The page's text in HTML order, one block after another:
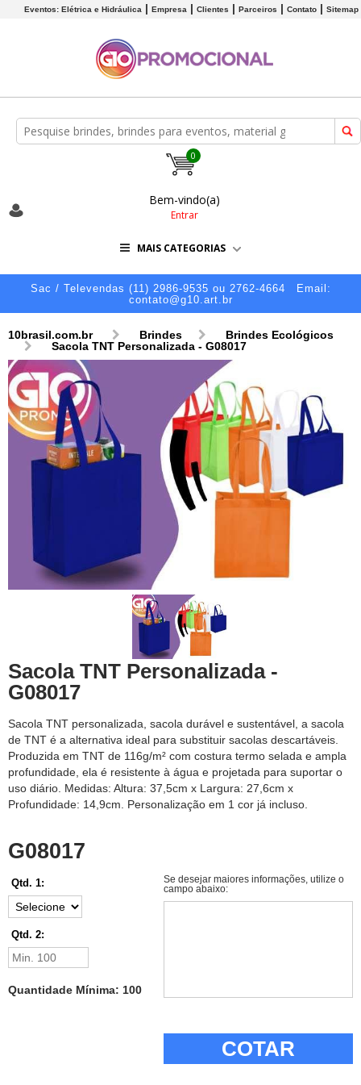
Eventos: Elétrica e Hidráulica Empresa Clientes Parceiros Contato Sitemap
0
Bem-vindo(a)
Entrar
MAIS CATEGORIAS
Sac / Televendas (11) 2986-9535 ou 2762-4664
Email:
contato@g10.art.br
10brasil.com.br Brindes
Brindes Ecológicos
Sacola TNT Personalizada - G08017
Sacola TNT Personalizada -
G08017
Sacola TNT personalizada, sacola durável e sustentável, a sacola
de TNT é a alternativa ideal para substituir sacolas descartáveis.
Produzida em TNT de 116g/m² com costura termo selada e ampla
profundidade, ela é resistente à água e projetada para suportar o
uso diário. Medidas: Altura: 37,5cm x Largura: 27,6cm x
Profundidade: 14,9cm. Personalização em 1 cor já incluso.
G08017
Qtd. 1:
Qtd. 2:
Quantidade Mínima: 100
Se desejar maiores informações, utilize o
campo abaixo:
COTAR